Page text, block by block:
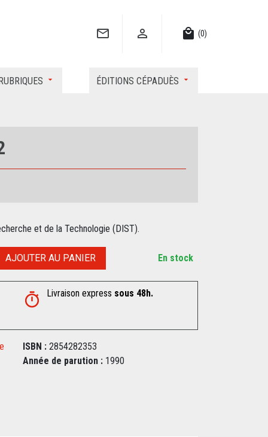
  local_mall (0)
ÉDITIONS CÉPADUÈS
et de la Technologie (DIST).
AJOUTER AU PANIER En stock
Livraison express sous 48h.
ISBN : 2854282353
Année de parution : 1990